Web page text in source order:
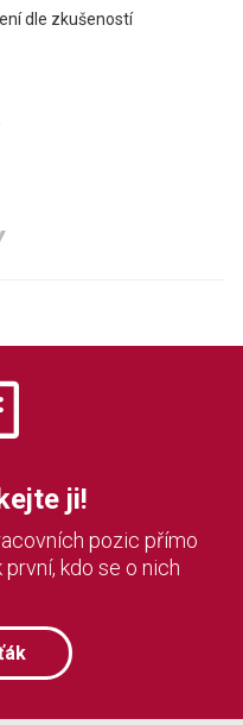
dle zkušeností
ji!
pozic přímo
kdo se o nich